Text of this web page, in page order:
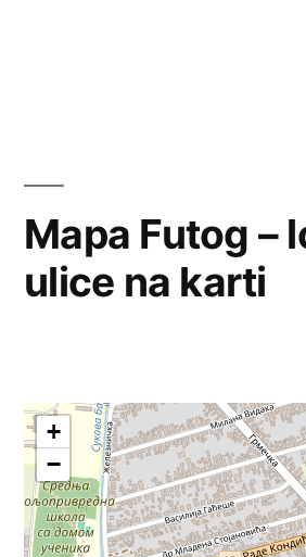
Mapa Futog –
ulice na karti
+
−